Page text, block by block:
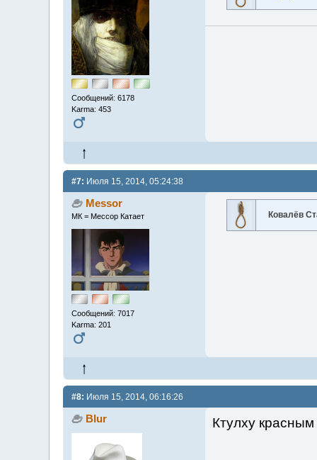
Сообщений: 6178
Karma: 453
#7: Июля 15, 2014, 05:24:38
Messor
МК = Мессор Катает
Сообщений: 7017
Karma: 201
Ковалёв
#8: Июля 15, 2014, 06:16:26
Blur Ктулху красным